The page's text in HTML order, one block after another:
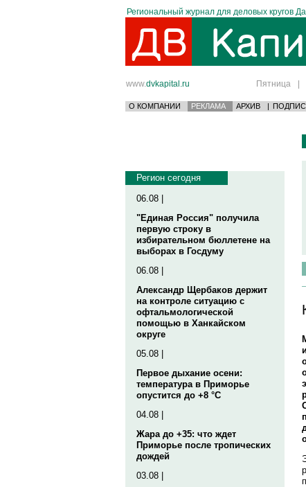
Региональный журнал для деловых кругов
www.dvkapital.ru Пятница |
О КОМПАНИИ РЕКЛАМА АРХИВ |
Регион сегодня
06.08 |
"Единая Россия" получила
первую строку в
избирательном бюллетене на
выборах в Госдуму
06.08 |
Александр Щербаков держит
на контроле ситуацию с
офтальмологической
помощью в Ханкайском
округе
05.08 |
Первое дыхание осени:
температура в Приморье
опустится до +8 °C
04.08 |
Жара до +35: что ждет
Приморье после тропических
дождей
03.08 |